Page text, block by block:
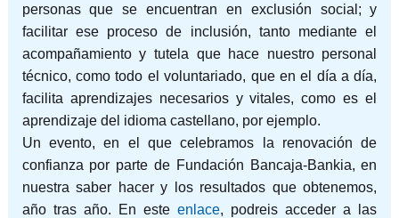
personas que se encuentran en exclusión social; y
facilitar ese proceso de inclusión, tanto mediante el
acompañamiento y tutela que hace nuestro personal
técnico, como todo el voluntariado, que en el día a día,
facilita aprendizajes necesarios y vitales, como es el
aprendizaje del idioma castellano, por ejemplo.
Un evento, en el que celebramos la renovación de
confianza por parte de Fundación Bancaja-Bankia, en
nuestra saber hacer y los resultados que obtenemos,
año tras año. En esteenlace, podreis acceder a las